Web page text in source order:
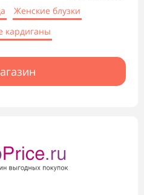
Женские блузки
кардиганы